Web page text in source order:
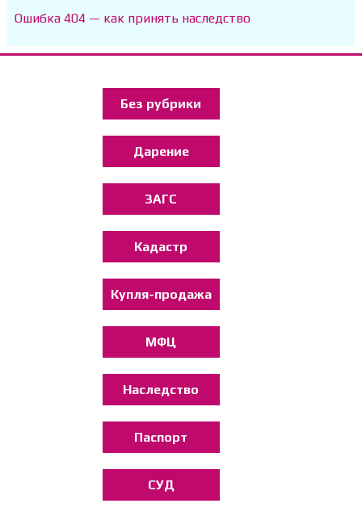
Ошибка 404 — как принять наследство
Без рубрики
Дарение
ЗАГС
Кадастр
Купля-продажа
МФЦ
Наследство
Паспорт
СУД